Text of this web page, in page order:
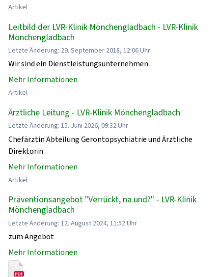
Artikel
Leitbild der LVR-Klinik Mönchengladbach - LVR-Klinik
Mönchengladbach
Letzte Änderung: 29. September 2018, 12:06 Uhr
Wir sind ein Dienstleistungsunternehmen
Mehr Informationen
Artikel
Ärztliche Leitung - LVR-Klinik Mönchengladbach
Letzte Änderung: 15. Juni 2026, 09:32 Uhr
Chefärztin Abteilung Gerontopsychiatrie und Ärztliche
Direktorin
Mehr Informationen
Artikel
Präventionsangebot "Verrückt, na und?" - LVR-Klinik
Mönchengladbach
Letzte Änderung: 12. August 2024, 11:52 Uhr
zum Angebot
Mehr Informationen